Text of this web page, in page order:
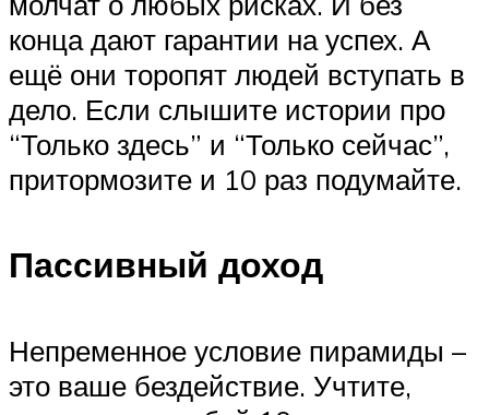
конца дают гарантии на успех. А
ещё они торопят людей вступать в
дело. Если слышите истории про
“Только здесь” и “Только сейчас”,
притормозите и 10 раз подумайте.
Пассивный доход
Непременное условие пирамиды –
это ваше бездействие. Учтите,